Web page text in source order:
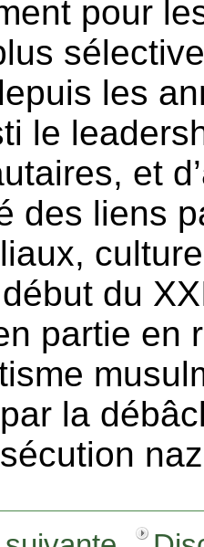
pour
les
le
et
des liens
du
partie en
la